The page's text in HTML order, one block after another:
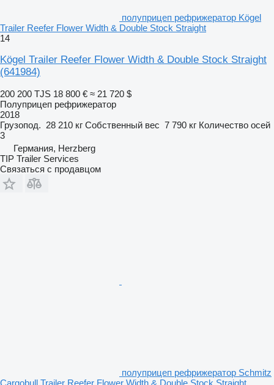
полуприцеп рефрижератор Kögel
Trailer Reefer Flower Width & Double Stock Straight
14
Kögel Trailer Reefer Flower Width & Double Stock Straight
(641984)
200 200 TJS 18 800 € ≈ 21 720 $
Полуприцеп рефрижератор
2018
Грузопод. 28 210 кг Собственный вес 7 790 кг Количество осей
3
Германия, Herzberg
TIP Trailer Services
Связаться с продавцом
полуприцеп рефрижератор Schmitz
Cargobull Trailer Reefer Flower Width & Double Stock Straight